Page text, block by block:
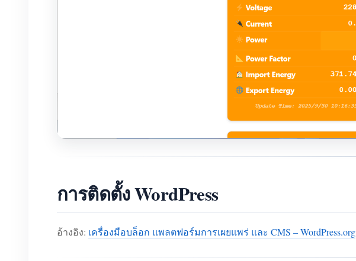
การติดตั้ง WordPress
อ้างอิง: เครื่องมือบล็อก แพลตฟอร์มการเผยแพร่ และ CMS – WordPress.org